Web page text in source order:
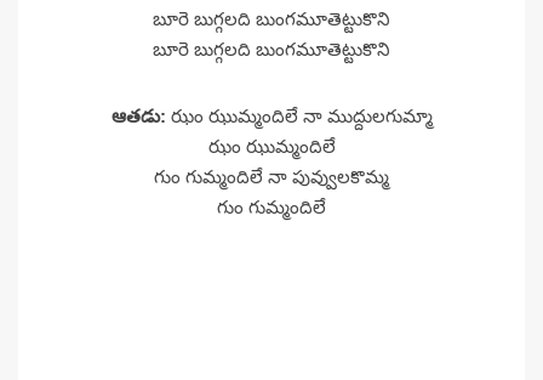
బూరె బుగ్గలది బుంగమూతెట్టుకొని
బూరె బుగ్గలది బుంగమూతెట్టుకొని
ఆతడు: ఝం ఝుమ్మందిలే నా ముద్దులగుమ్మా
ఝం ఝుమ్మందిలే
గుం గుమ్మందిలే నా పువ్వులకొమ్మ
గుం గుమ్మందిలే